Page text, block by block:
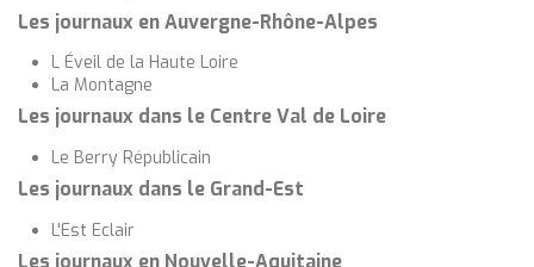
Les journaux en Auvergne-Rhône-Alpes
L Éveil de la Haute Loire
La Montagne
Les journaux dans le Centre Val de Loire
Le Berry Républicain
Les journaux dans le Grand-Est
L'Est Eclair
Les journaux en Nouvelle-Aquitaine